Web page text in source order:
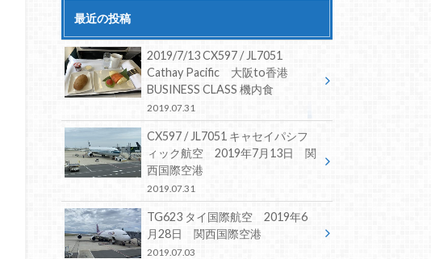
最近の投稿
2019/7/13 CX597 / JL7051
Cathay Pacific 大阪to香港
BUSINESS CLASS 機内食
2019.07.31
CX597 / JL7051 キャセイパシフ
ィック航空 2019年7月13日 関
西国際空港
2019.07.31
TG623 タイ国際航空 2019年6
月28日 関西国際空港
2019.07.03